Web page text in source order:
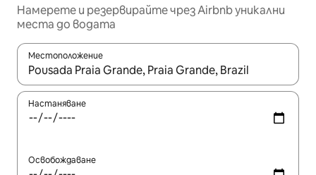
Намерете и резервирайте чрез Airbnb уникални
места до водата
Местоположение
Когато резултатите се покажат, използвайте
Настаняване
Освобождаване